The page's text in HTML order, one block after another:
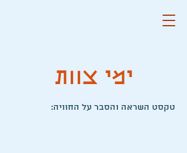
ימי צוות
:טקסט השראה והסבר על החוויה